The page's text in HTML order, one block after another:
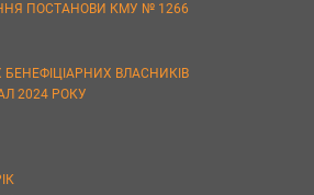
ПОСТАНОВИ КМУ № 1266
БЕНЕФІЦІАРНИХ ВЛАСНИКІВ
2024 РОКУ